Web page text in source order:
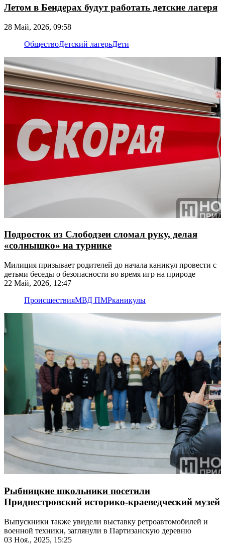
Летом в Бендерах будут работать детские лагеря
28 Май, 2026, 09:58
ОбществоДетский лагерьДети
Подросток из Слободзеи сломал руку, делая
«солнышко» на турнике
Милиция призывает родителей до начала каникул провести с
детьми беседы о безопасности во время игр на природе
22 Май, 2026, 12:47
ПроисшествияМВД ПМРканикулы
Рыбницкие школьники посетили
Приднестровский историко-краеведческий музей
Выпускники также увидели выставку ретроавтомобилей и
военной техники, заглянули в Партизанскую деревню
03 Ноя., 2025, 15:25